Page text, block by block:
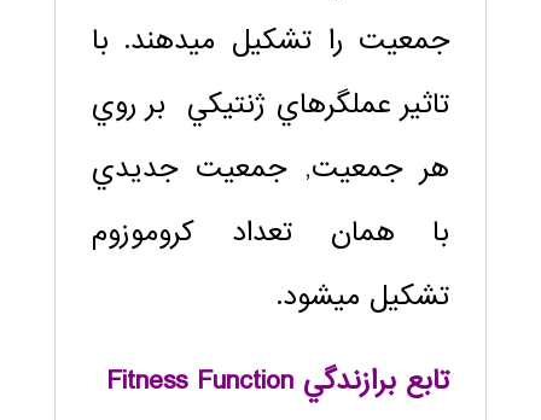
جمعيت را تشكيل مي‏دهند. با
تاثير عملگرهاي ژنتيكي بر روي
هر جمعيت, جمعيت جديدي
با همان تعداد كروموزوم
تشكيل مي‏شود.
تابع برازندگي Fitness Function